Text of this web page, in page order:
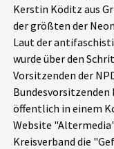
Aktuelles
Alle Beiträge
Veranstaltungen
Podcasts
Über uns
Kontakt
Kerstin Köditz aus
der größten der
Laut der
wurde über den
Vorsitzenden der
öffentlich in einem
Website
Kreisverband die